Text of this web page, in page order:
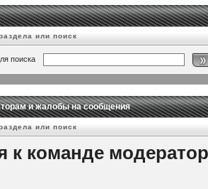
или поиск
поиска
и жалобы на сообщения
или поиск
к команде